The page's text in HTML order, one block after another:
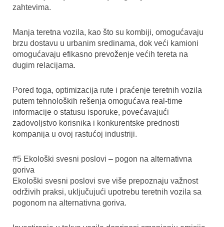
zahtevima.
Manja teretna vozila, kao što su kombiji, omogućavaju
brzu dostavu u urbanim sredinama, dok veći kamioni
omogućavaju efikasno prevoženje većih tereta na
dugim relacijama.
Pored toga, optimizacija rute i praćenje teretnih vozila
putem tehnoloških rešenja omogućava real-time
informacije o statusu isporuke, povećavajući
zadovoljstvo korisnika i konkurentske prednosti
kompanija u ovoj rastućoj industriji.
#5 Ekološki svesni poslovi – pogon na alternativna
goriva
Ekološki svesni poslovi sve više prepoznaju važnost
održivih praksi, uključujući upotrebu teretnih vozila sa
pogonom na alternativna goriva.